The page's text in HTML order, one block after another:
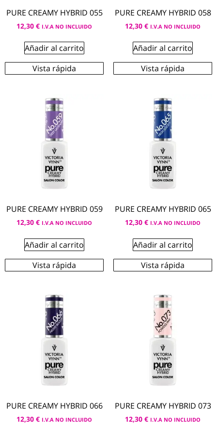
PURE CREAMY HYBRID 055
12,30 € I.V.A NO INCLUIDO
Añadir al carrito
Vista rápida
PURE CREAMY HYBRID 058
12,30 € I.V.A NO INCLUIDO
Añadir al carrito
Vista rápida
PURE CREAMY HYBRID 059
12,30 € I.V.A NO INCLUIDO
Añadir al carrito
Vista rápida
PURE CREAMY HYBRID 065
12,30 € I.V.A NO INCLUIDO
Añadir al carrito
Vista rápida
PURE CREAMY HYBRID 066
12,30 € I.V.A NO INCLUIDO
PURE CREAMY HYBRID 073
12,30 € I.V.A NO INCLUIDO